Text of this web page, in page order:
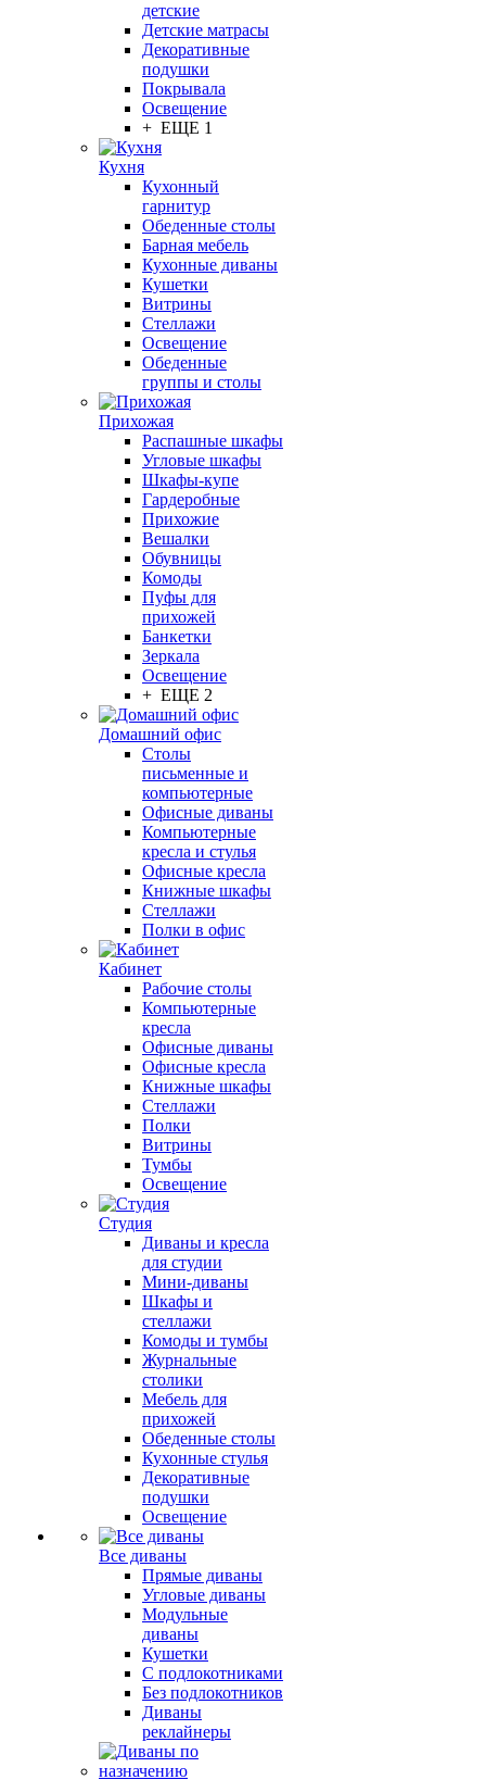
детские
Детские матрасы
Декоративные
подушки
Покрывала
Освещение
+ ЕЩЕ 1
Кухня
Кухонный
гарнитур
Обеденные столы
Барная мебель
Кухонные диваны
Кушетки
Витрины
Стеллажи
Освещение
Обеденные
группы и столы
Прихожая
Распашные шкафы
Угловые шкафы
Шкафы-купе
Гардеробные
Прихожие
Вешалки
Обувницы
Комоды
Пуфы для
прихожей
Банкетки
Зеркала
Освещение
+ ЕЩЕ 2
Домашний офис
Столы
письменные и
компьютерные
Офисные диваны
Компьютерные
кресла и стулья
Офисные кресла
Книжные шкафы
Стеллажи
Полки в офис
Кабинет
Рабочие столы
Компьютерные
кресла
Офисные диваны
Офисные кресла
Книжные шкафы
Стеллажи
Полки
Витрины
Тумбы
Освещение
Студия
Диваны и кресла
для студии
Мини-диваны
Шкафы и
стеллажи
Комоды и тумбы
Журнальные
столики
Мебель для
прихожей
Обеденные столы
Кухонные стулья
Декоративные
подушки
Освещение
Все диваны
Прямые диваны
Угловые диваны
Модульные
диваны
Кушетки
С подлокотниками
Без подлокотников
Диваны
реклайнеры